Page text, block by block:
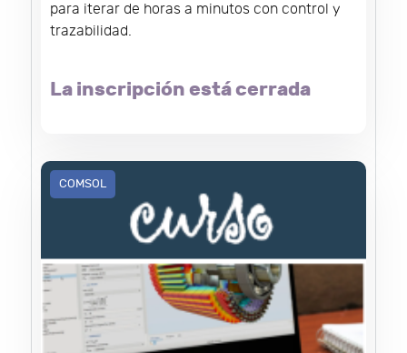
para iterar de horas a minutos con control y
trazabilidad.
La inscripción está cerrada
COMSOL